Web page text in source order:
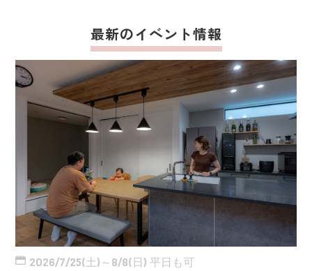
最新のイベント情報
2026/7/25(土)～8/8(日) 平日も可